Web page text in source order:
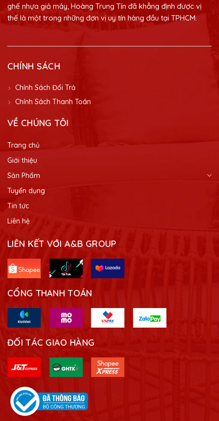
ghế nhựa giả mây, Hoàng Trung Tín đã khẳng định được vị
thế là một trong những đơn vị uy tín hàng đầu tại TPHCM.
CHÍNH SÁCH
Chính Sách Đổi Trả
Chính Sách Thanh Toán
VỀ CHÚNG TÔI
Trang chủ
Giới thiệu
Sản Phẩm
Tuyển dụng
Tin tức
Liên hệ
LIÊN KẾT VỚI A&B GROUP
CỔNG THANH TOÁN
ĐỐI TÁC GIAO HÀNG